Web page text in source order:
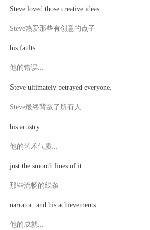
Steve loved those creative ideas.
Steve热爱那些有创意的点子
his faults...
他的错误...
Steve ultimately betrayed everyone.
Steve最终背叛了所有人
his artistry...
他的艺术气质...
just the smooth lines of it.
那些流畅的线条
narrator: and his achievements...
他的成就...